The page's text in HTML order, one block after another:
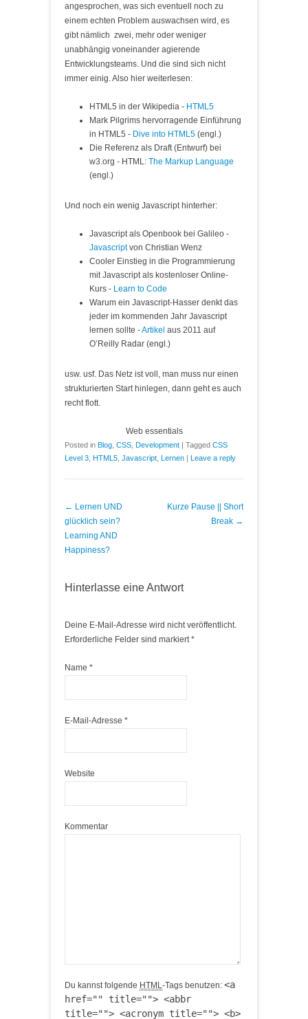
angesprochen, was sich eventuell noch zu
einem echten Problem auswachsen wird, es
gibt nämlich zwei, mehr oder weniger
unabhängig voneinander agierende
Entwicklungsteams. Und die sind sich nicht
immer einig. Also hier weiterlesen:
HTML5 in der Wikipedia - HTML5
Mark Pilgrims hervorragende Einführung
in HTML5 - Dive into HTML5 (engl.)
Die Referenz als Draft (Entwurf) bei
w3.org - HTML: The Markup Language
(engl.)
Und noch ein wenig Javascript hinterher:
Javascript als Openbook bei Galileo -
Javascriptvon Christian Wenz
Cooler Einstieg in die Programmierung
mit Javascript als kostenloser Online-
Kurs - Learn to Code
Warum ein Javascript-Hasser denkt das
jeder im kommenden Jahr Javascript
lernen sollte -Artikel aus 2011 auf
O’Reilly Radar (engl.)
usw. usf. Das Netz ist voll, man muss nur einen
strukturierten Start hinlegen, dann geht es auch
recht flott.
Web essentials
Posted in Blog CSS Development | Tagged CSS
Level 3 HTML5 Javascript Lernen | Leave a reply
Post navigation
← Lernen UND
glücklich sein?
Learning AND
Happiness?
Kurze Pause || Short
Break →
Hinterlasse eine Antwort
Deine E-Mail-Adresse wird nicht veröffentlicht.
Erforderliche Felder sind markiert*
Name *
E-Mail-Adresse *
Website
Kommentar
Du kannst folgende HTML-Tags benutzen: <a
href="" title=""> <abbr
title=""> <acronym title=""> <b>